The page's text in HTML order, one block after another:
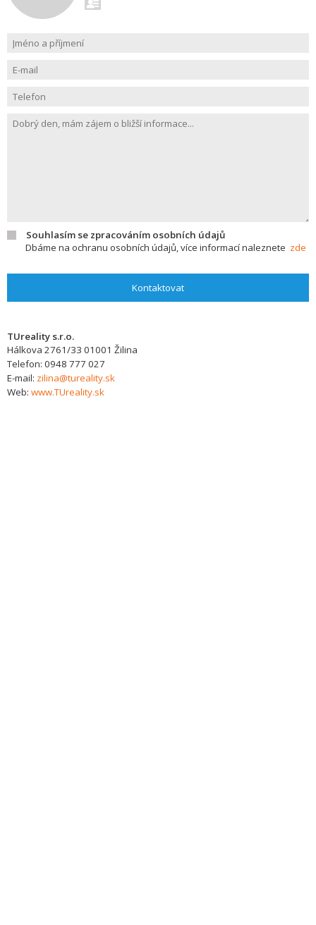
Souhlasím se zpracováním osobních údajů
Dbáme na ochranu osobních údajů, více informací naleznete zde
Kontaktovat
TUreality s.r.o.
Hálkova 2761/33 01001 Žilina
Telefon: 0948 777 027
E-mail: zilina@tureality.sk
Web: www.TUreality.sk